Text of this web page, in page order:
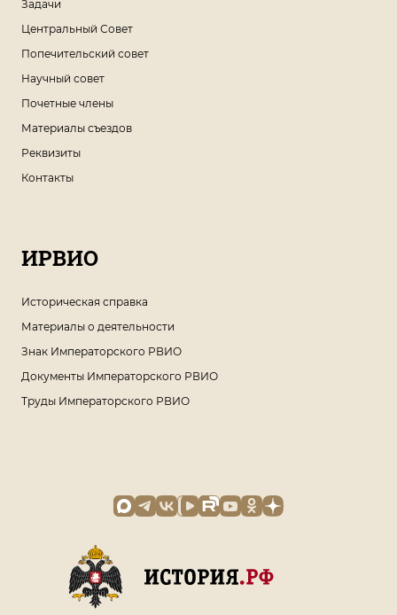
Задачи
Центральный Совет
Попечительский совет
Научный совет
Почетные члены
Материалы съездов
Реквизиты
Контакты
ИРВИО
Историческая справка
Материалы о деятельности
Знак Императорского РВИО
Документы Императорского РВИО
Труды Императорского РВИО